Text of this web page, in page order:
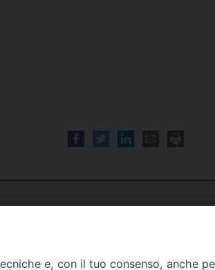
e, con il tuo consenso, anche